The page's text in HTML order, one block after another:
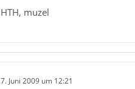
HTH, muzel
7. Juni 2009 um 12:21